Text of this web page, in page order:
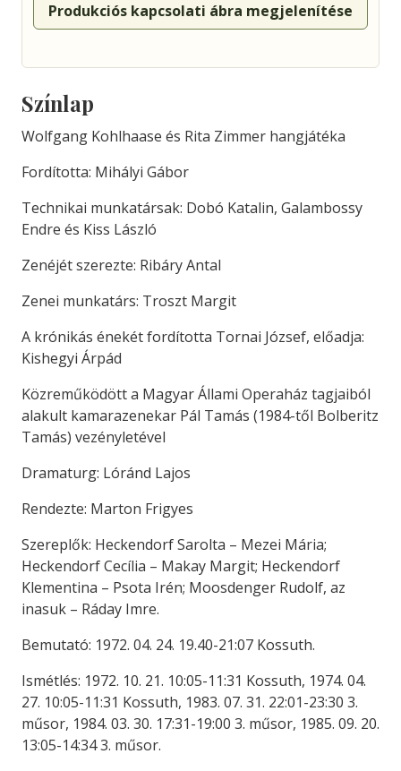
Produkciós kapcsolati ábra megjelenítése
Színlap
Wolfgang Kohlhaase és Rita Zimmer hangjátéka
Fordította: Mihályi Gábor
Technikai munkatársak: Dobó Katalin, Galambossy
Endre és Kiss László
Zenéjét szerezte: Ribáry Antal
Zenei munkatárs: Troszt Margit
A krónikás énekét fordította Tornai József, előadja:
Kishegyi Árpád
Közreműködött a Magyar Állami Operaház tagjaiból
alakult kamarazenekar Pál Tamás (1984-től Bolberitz
Tamás) vezényletével
Dramaturg: Lóránd Lajos
Rendezte: Marton Frigyes
Szereplők: Heckendorf Sarolta – Mezei Mária;
Heckendorf Cecília – Makay Margit; Heckendorf
Klementina – Psota Irén; Moosdenger Rudolf, az
inasuk – Ráday Imre.
Bemutató: 1972. 04. 24. 19.40-21:07 Kossuth.
Ismétlés: 1972. 10. 21. 10:05-11:31 Kossuth, 1974. 04.
27. 10:05-11:31 Kossuth, 1983. 07. 31. 22:01-23:30 3.
műsor, 1984. 03. 30. 17:31-19:00 3. műsor, 1985. 09. 20.
13:05-14:34 3. műsor.